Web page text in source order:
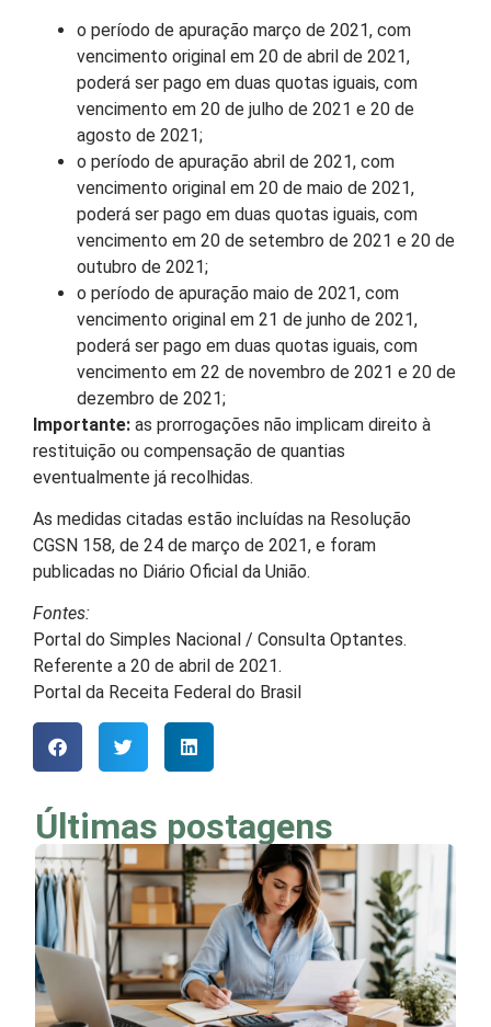
o período de apuração março de 2021, com
vencimento original em 20 de abril de 2021,
poderá ser pago em duas quotas iguais, com
vencimento em 20 de julho de 2021 e 20 de
agosto de 2021;
o período de apuração abril de 2021, com
vencimento original em 20 de maio de 2021,
poderá ser pago em duas quotas iguais, com
vencimento em 20 de setembro de 2021 e 20 de
outubro de 2021;
o período de apuração maio de 2021, com
vencimento original em 21 de junho de 2021,
poderá ser pago em duas quotas iguais, com
vencimento em 22 de novembro de 2021 e 20 de
dezembro de 2021;
Importante: as prorrogações não implicam direito à
restituição ou compensação de quantias
eventualmente já recolhidas.
As medidas citadas estão incluídas na Resolução
CGSN 158, de 24 de março de 2021, e foram
publicadas no Diário Oficial da União.
Fontes:
Portal do Simples Nacional / Consulta Optantes.
Referente a 20 de abril de 2021.
Portal da Receita Federal do Brasil
Últimas postagens